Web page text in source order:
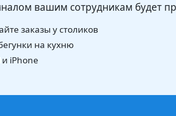
вашим сотрудникам будет
заказы у столиков
на кухню
iPhone